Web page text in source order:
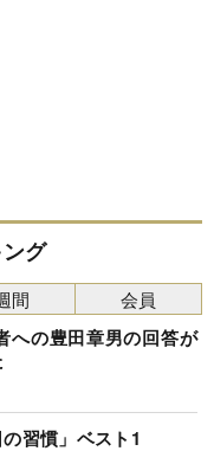
グ
への豊田章男の回答が
習慣」ベスト1
間 会員